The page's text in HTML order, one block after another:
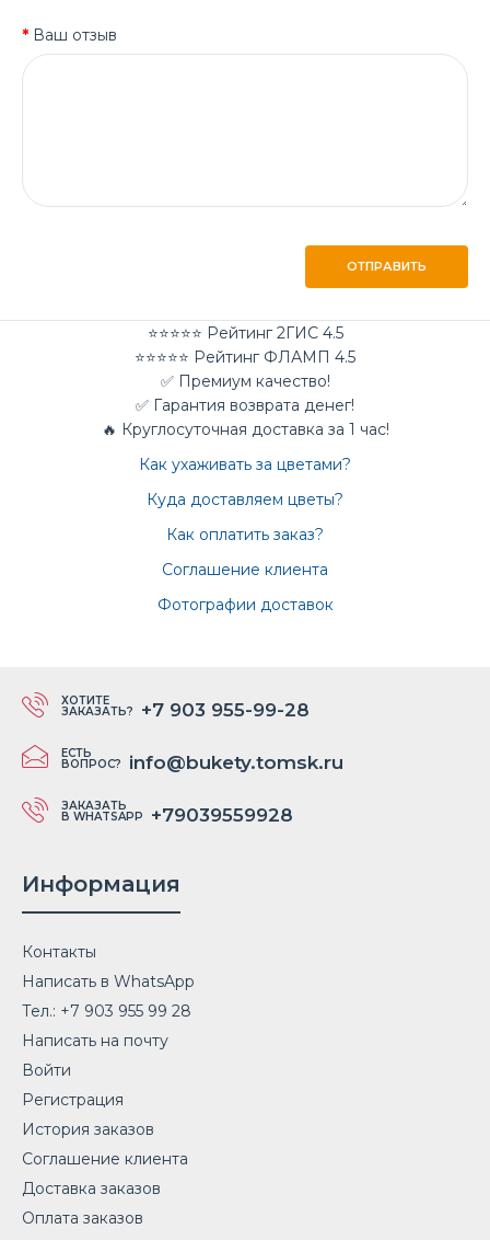
Ваш отзыв
ОТПРАВИТЬ
⭐⭐⭐⭐⭐ Рейтинг 2ГИС 4.5
⭐⭐⭐⭐⭐ Рейтинг ФЛАМП 4.5
✅ Премиум качество!
✅ Гарантия возврата денег!
🔥 Круглосуточная доставка за 1 час!
Как ухаживать за цветами?
Куда доставляем цветы?
Как оплатить заказ?
Соглашение клиента
Фотографии доставок
ХОТИТЕ
ЗАКАЗАТЬ? +7 903 955-99-28
ЕСТЬ
ВОПРОС? info@bukety.tomsk.ru
ЗАКАЗАТЬ
В WHATSAPP +79039559928
Информация
Контакты
Написать в WhatsApp
Тел.: +7 903 955 99 28
Написать на почту
Войти
Регистрация
История заказов
Соглашение клиента
Доставка заказов
Оплата заказов